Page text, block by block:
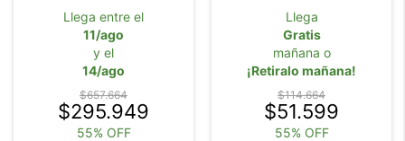
Llega entre el
11/ago
y el
14/ago
$657.664
$295.949
55% OFF
Llega
Gratis
mañana o
¡Retiralo mañana!
$114.664
$51.599
55% OFF